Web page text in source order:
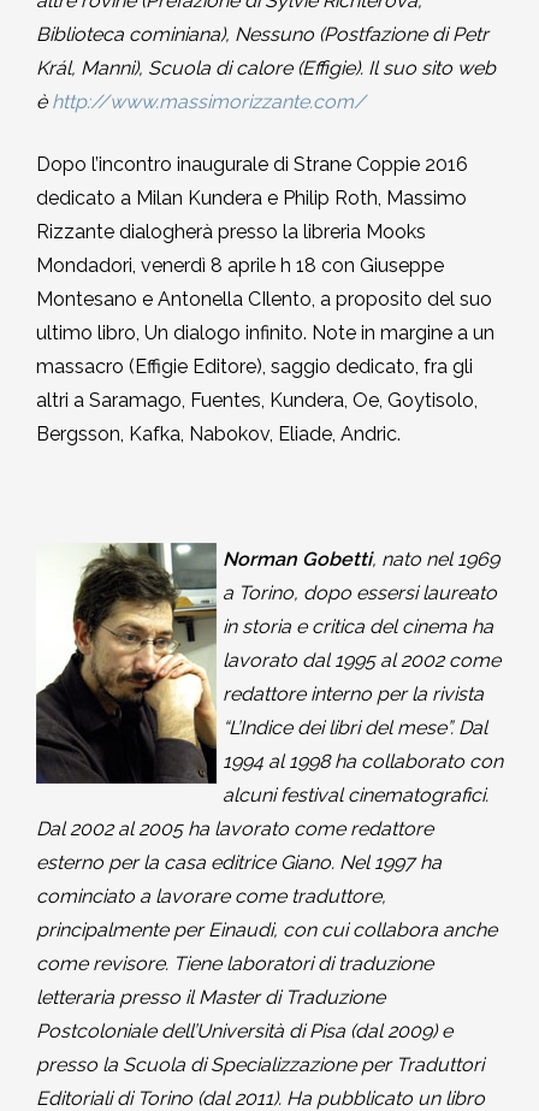
Biblioteca cominiana), Nessuno (Postfazione di Petr
Král, Manni), Scuola di calore (Effigie). Il suo sito web
è http://www.massimorizzante.com/
Dopo l’incontro inaugurale di Strane Coppie 2016
dedicato a Milan Kundera e Philip Roth, Massimo
Rizzante dialogherà presso la libreria Mooks
Mondadori, venerdì 8 aprile h 18 con Giuseppe
Montesano e Antonella CIlento, a proposito del suo
ultimo libro, Un dialogo infinito. Note in margine a un
massacro (Effigie Editore), saggio dedicato, fra gli
altri a Saramago, Fuentes, Kundera, Oe, Goytisolo,
Bergsson, Kafka, Nabokov, Eliade, Andric.
Norman Gobetti, nato nel 1969
a Torino, dopo essersi laureato
in storia e critica del cinema ha
lavorato dal 1995 al 2002 come
redattore interno per la rivista
“L’Indice dei libri del mese”. Dal
1994 al 1998 ha collaborato con
alcuni festival cinematografici.
Dal 2002 al 2005 ha lavorato come redattore
esterno per la casa editrice Giano. Nel 1997 ha
cominciato a lavorare come traduttore,
principalmente per Einaudi, con cui collabora anche
come revisore. Tiene laboratori di traduzione
letteraria presso il Master di Traduzione
Postcoloniale dell’Università di Pisa (dal 2009) e
presso la Scuola di Specializzazione per Traduttori
Editoriali di Torino (dal 2011). Ha pubblicato un libro